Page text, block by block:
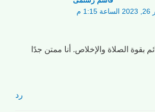
م
بقوة الصلاة والإخلاص. أنا ممتن جدًا
رد